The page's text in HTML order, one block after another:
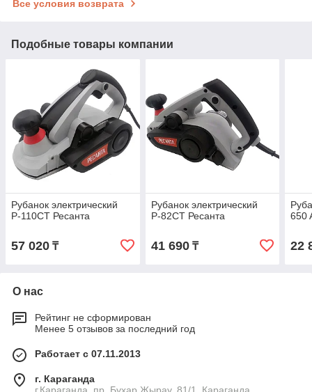
Все условия возврата
Подобные товары компании
Рубанок электрический
Р-110СТ Ресанта
57 020 ₸
Рубанок электрический
Р-82СТ Ресанта
41 690₸
650
22
О нас
Рейтинг не сформирован
Менее 5 отзывов за последний год
Работает с 07.11.2013
г. Караганда